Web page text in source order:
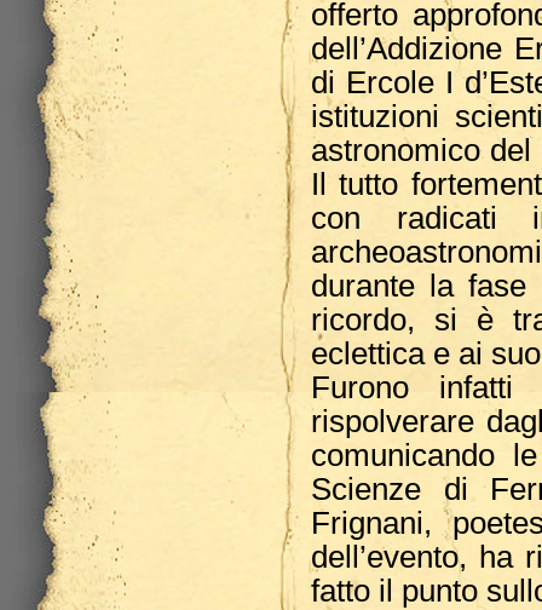
offerto
dell’Addizione
di Ercole I
istituzioni
astronomico
Il tutto
con radicati
durante la fase
ricordo, si è
eclettica e ai
Furono
rispolverare
comunicando
Scienze di
Frignani,
dell’evento, ha
fatto il punto